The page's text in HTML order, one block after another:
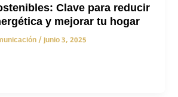
Clave para reducir
y mejorar tu hogar
/junio 3, 2025